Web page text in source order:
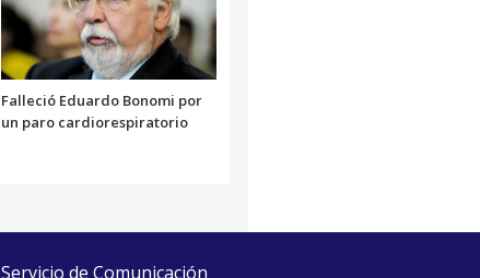
Falleció Eduardo Bonomi por
un paro cardiorespiratorio
de Comunicación